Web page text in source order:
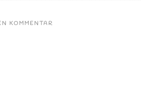
KOMMENTAR